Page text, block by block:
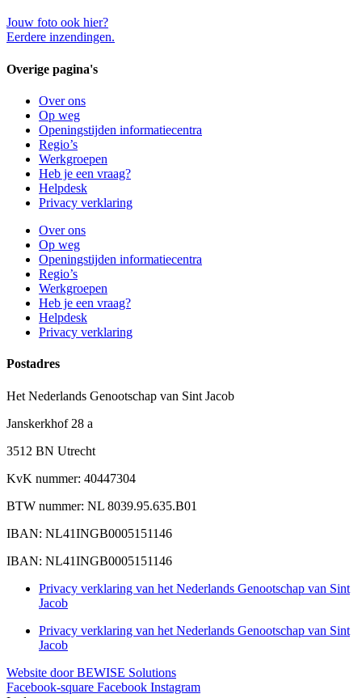
Jouw foto ook hier?
Eerdere inzendingen.
Overige pagina's
Over ons
Op weg
Openingstijden informatiecentra
Regio’s
Werkgroepen
Heb je een vraag?
Helpdesk
Privacy verklaring
Over ons
Op weg
Openingstijden informatiecentra
Regio’s
Werkgroepen
Heb je een vraag?
Helpdesk
Privacy verklaring
Postadres
Het Nederlands Genootschap van Sint Jacob
Janskerkhof 28 a
3512 BN Utrecht
KvK nummer: 40447304
BTW nummer: NL 8039.95.635.B01
IBAN: NL41INGB0005151146
IBAN: NL41INGB0005151146
Privacy verklaring van het Nederlands Genootschap van Sint
Jacob
Privacy verklaring van het Nederlands Genootschap van Sint
Jacob
Website door BEWISE Solutions
Facebook-square Facebook Instagram